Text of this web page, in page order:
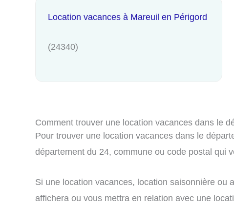
Location vacances à Mareuil en Périgord
(24340)
Comment trouver une location vacances dans le
Pour trouver une location vacances dans le
département du 24, commune ou code postal qui
Si une location vacances, location saisonnière ou
affichera ou vous mettra en relation avec une